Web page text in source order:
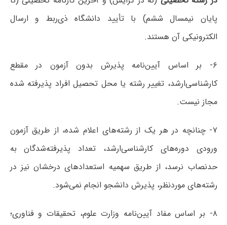
پایان نیمسال ششم) با تأیید دانشگاه ذی‌ربط و ارسال
الکترونیکی آن هستند.
۶- بر اساس آیین‌نامه پذیرش بدون آزمون در مقطع
کارشناسی‌ارشد، تغییر رشته یا محل تحصیل افراد پذیرفته شده
مجاز نیست.
۷- چنانچه در هر یک از رشته‌های اعلام شده، از طریق آزمون
ورودی دوره‌های کارشناسی‌ارشد، تعداد پذیرفته‌شدگان به
حدنصاب نرسد، از طریق سهمیه استعدادهای درخشان نیز در
رشته‌های موردنظر، پذیرش دانشجو انجام نمی‌شود.
۸- بر اساس مفاد آیین‌نامه وزارت علوم، تحقیقات و فناوری؛